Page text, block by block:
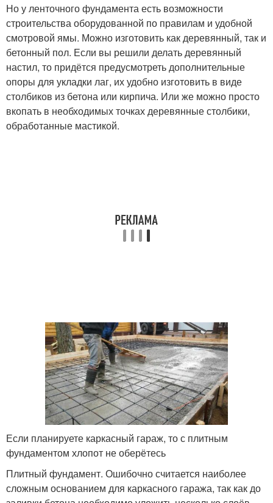
Но у ленточного фундамента есть возможности
строительства оборудованной по правилам и удобной
смотровой ямы. Можно изготовить как деревянный, так и
бетонный пол. Если вы решили делать деревянный
настил, то придётся предусмотреть дополнительные
опоры для укладки лаг, их удобно изготовить в виде
столбиков из бетона или кирпича. Или же можно просто
вкопать в необходимых точках деревянные столбики,
обработанные мастикой.
Если планируете каркасный гараж, то с плитным
фундаментом хлопот не оберётесь
Плитный фундамент. Ошибочно считается наиболее
сложным основанием для каркасного гаража, так как до